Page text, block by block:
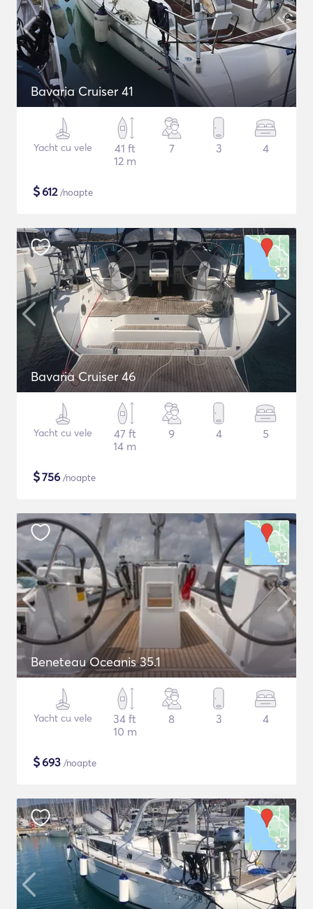
Bavaria Cruiser 41
Yacht cu vele
41 ft
12 m
7 3 4
$612/noapte
Bavaria Cruiser 46
Yacht cu vele
47 ft
14 m
9 4 5
$756 /noapte
Beneteau Oceanis 35.1
Yacht cu vele
34 ft
10 m
8 3 4
$693 /noapte